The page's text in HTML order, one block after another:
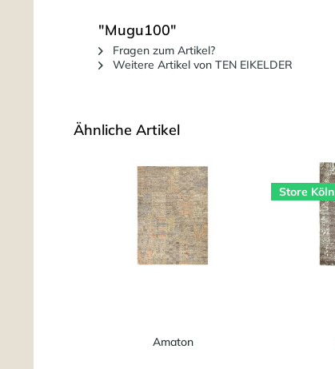
"Mugu100"
Fragen zum Artikel?
Weitere Artikel von TEN EIKELDER
Ähnliche Artikel
Amaton
Store Köln